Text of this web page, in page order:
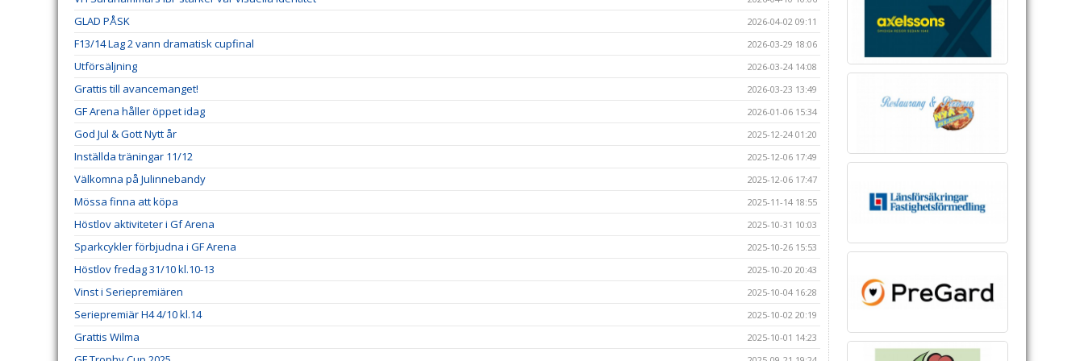
GLAD PÅSK 2026-04-02 09:11
F13/14 Lag 2 vann dramatisk cupfinal 2026-03-29 18:06
Utförsäljning 2026-03-24 14:08
Grattis till avancemanget! 2026-03-23 13:49
GF Arena håller öppet idag 2026-01-06 15:34
God Jul & Gott Nytt år 2025-12-24 01:20
Inställda träningar 11/12 2025-12-06 17:49
Välkomna på Julinnebandy 2025-12-06 17:47
Mössa finna att köpa 2025-11-14 18:55
Höstlov aktiviteter i Gf Arena 2025-10-31 10:03
Sparkcykler förbjudna i GF Arena 2025-10-26 15:53
Höstlov fredag 31/10 kl.10-13 2025-10-20 20:43
Vinst i Seriepremiären 2025-10-04 16:28
Seriepremiär H4 4/10 kl.14 2025-10-02 20:19
Grattis Wilma 2025-10-01 14:23